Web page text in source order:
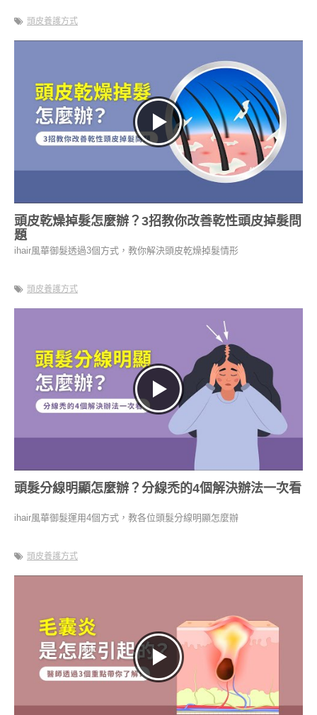
頭皮養護方式
頭皮乾燥掉髮怎麼辦？3招教你改善乾性頭皮掉髮問
題
ihair風華御髮透過3個方式，教你解決頭皮乾燥掉髮情形
頭皮養護方式
頭髮分線明顯怎麼辦？分線禿的4個解決辦法一次看
ihair風華御髮運用4個方式，教各位頭髮分線明顯怎麼辦
頭皮養護方式